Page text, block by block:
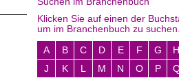
Klicken Sie auf einen der
um im Branchenbuch zu suchen.
A
B C D E F G H
J
K L M N O P